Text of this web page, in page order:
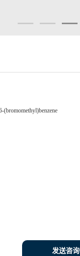
(bromomethyl)benzene
发送咨